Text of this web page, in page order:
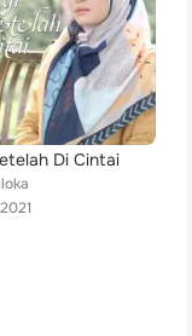
Di Cintai
2021